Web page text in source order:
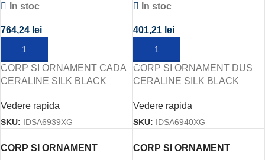
In stoc
764,24 lei
ADAUGĂ ÎN COȘ
CORP SI ORNAMENT CADA
CERALINE SILK BLACK
Vedere rapida
SKU: IDSA6939XG
In stoc
401,21 lei
ADAUGĂ ÎN COȘ
CORP SI ORNAMENT DUS
CERALINE SILK BLACK
Vedere rapida
SKU: IDSA6940XG
CORP SI ORNAMENT
CORP SI ORNAMENT